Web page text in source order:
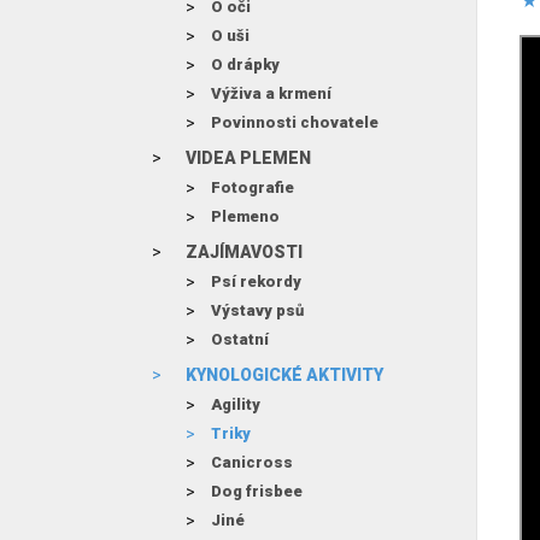
O oči
O uši
O drápky
Výživa a krmení
Povinnosti chovatele
VIDEA PLEMEN
Fotografie
Plemeno
ZAJÍMAVOSTI
Psí rekordy
Výstavy psů
Ostatní
KYNOLOGICKÉ AKTIVITY
Agility
Triky
Canicross
Dog frisbee
Jiné